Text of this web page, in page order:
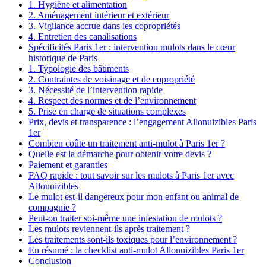
1. Hygiène et alimentation
2. Aménagement intérieur et extérieur
3. Vigilance accrue dans les copropriétés
4. Entretien des canalisations
Spécificités Paris 1er : intervention mulots dans le cœur
historique de Paris
1. Typologie des bâtiments
2. Contraintes de voisinage et de copropriété
3. Nécessité de l’intervention rapide
4. Respect des normes et de l’environnement
5. Prise en charge de situations complexes
Prix, devis et transparence : l’engagement Allonuizibles Paris
1er
Combien coûte un traitement anti-mulot à Paris 1er ?
Quelle est la démarche pour obtenir votre devis ?
Paiement et garanties
FAQ rapide : tout savoir sur les mulots à Paris 1er avec
Allonuizibles
Le mulot est-il dangereux pour mon enfant ou animal de
compagnie ?
Peut-on traiter soi-même une infestation de mulots ?
Les mulots reviennent-ils après traitement ?
Les traitements sont-ils toxiques pour l’environnement ?
En résumé : la checklist anti-mulot Allonuizibles Paris 1er
Conclusion